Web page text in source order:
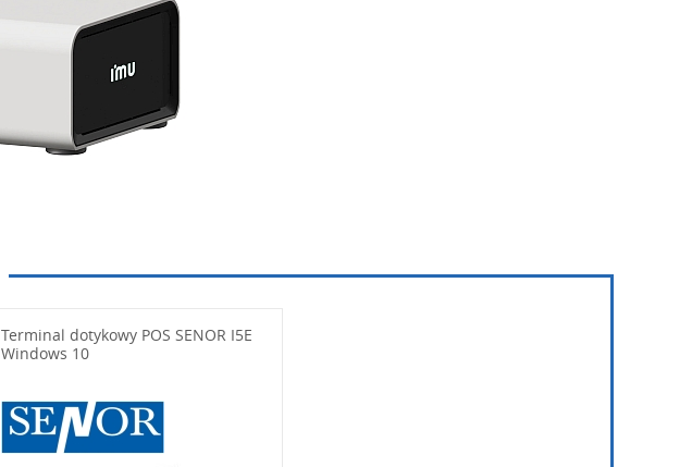
Terminal dotykowy POS SENOR I5E
Windows 10